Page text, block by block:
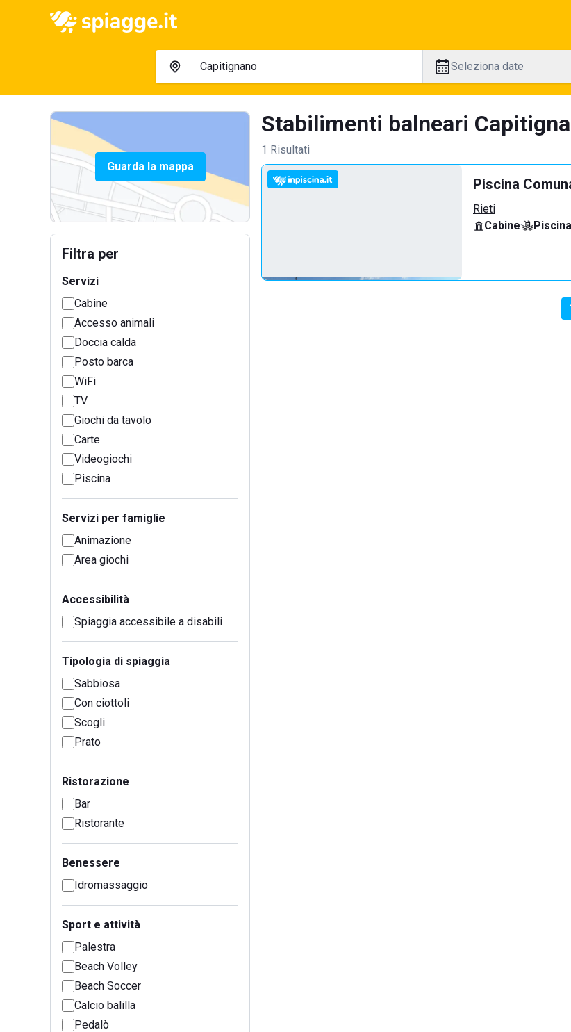
Seleziona date
Guarda la mappa
Filtra per
Servizi
Cabine
Accesso animali
Doccia calda
Posto barca
WiFi
TV
Giochi da tavolo
Carte
Videogiochi
Piscina
Servizi per famiglie
Animazione
Area giochi
Accessibilità
Spiaggia accessibile a disabili
Tipologia di spiaggia
Sabbiosa
Con ciottoli
Scogli
Prato
Ristorazione
Bar
Ristorante
Benessere
Idromassaggio
Sport e attività
Palestra
Beach Volley
Beach Soccer
Calcio balilla
Pedalò
Stabilimenti balneari
1 Risultati
Piscina
Rieti
Cabine· Piscina